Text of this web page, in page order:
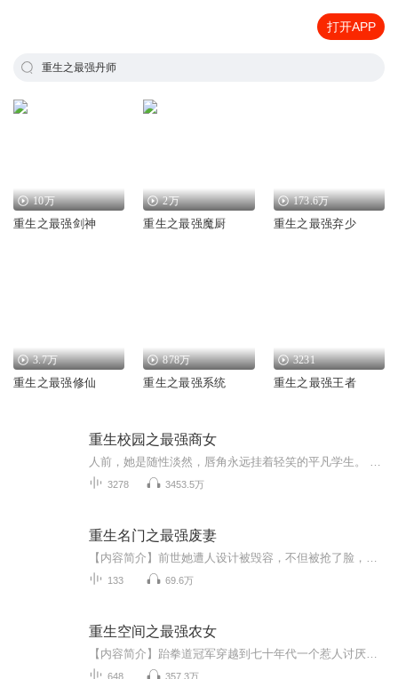
打开APP
重生之最强丹师
10万
重生之最强剑神
2万
重生之最强魔厨
173.6万
重生之最强弃少
3.7万
重生之最强修仙
878万
重生之最强系统
3231
重生之最强王者
重生校园之最强商女
3278 3453.5万
重生名门之最强废妻
133 69.6万
重生空间之最强农女
648 357.3万